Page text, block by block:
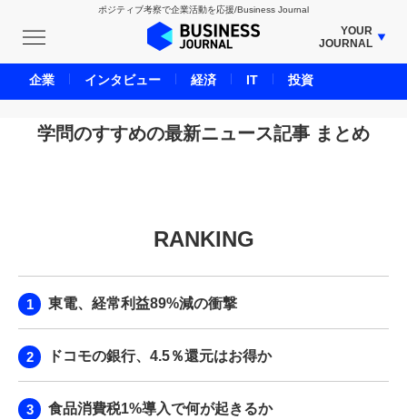
ポジティブ考察で企業活動を応援/Business Journal
YOUR
JOURNAL
BUSINESS JOURNAL
UNICORN JOURNAL
CARBON CREDITS JOURNAL
LIFE ENDING JOURNAL
BPaaS JOURNAL
学問のすすめの最新ニュース記事 まとめ
RANKING
東電、経常利益89%減の衝撃
ドコモの銀行、4.5％還元はお得か
食品消費税1%導入で何が起きるか
企業 インタビュー 経済 IT 投資